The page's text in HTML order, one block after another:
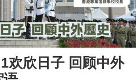
欢欣日子 回顾中外